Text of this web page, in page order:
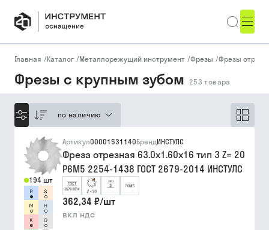
Главная /Каталог /Металлорежущий инструмент /Фрезы /Фрезы
Фрезы с крупным зубом 253 товара
по наличию
194 шт
Артикул00001531140БрендИНСТУЛС
Фреза отрезная 63.0х1.60х16 тип 3 Z= 20
Р6М5 2254-1438 ГОСТ 2679-2014 ИНСТУЛС
362,34 ₽/шт
вкл ндс